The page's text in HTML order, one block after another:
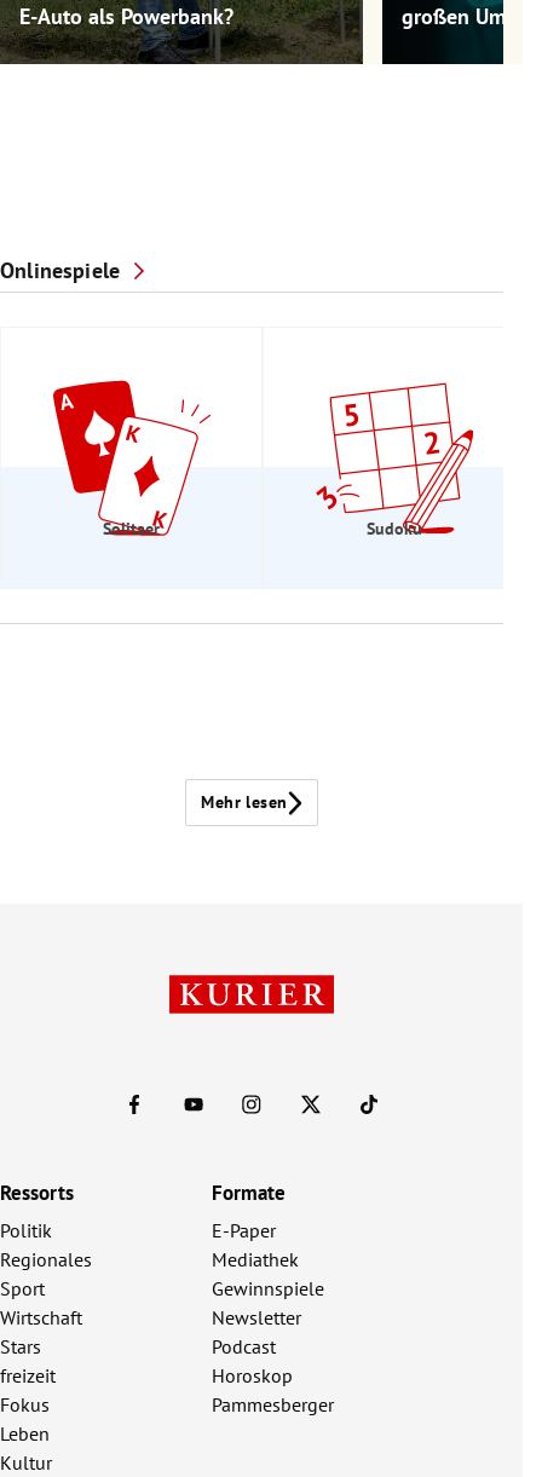
E-Auto als Powerbank?
großen
Onlinespiele
Solitaer Sudoku
Mehr lesen
Ressorts
Politik
Regionales
Sport
Wirtschaft
Stars
freizeit
Fokus
Leben
Kultur
Formate
E-Paper
Mediathek
Gewinnspiele
Newsletter
Podcast
Horoskop
Pammesberger